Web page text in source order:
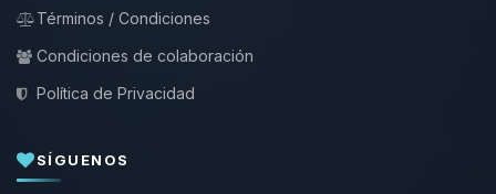
Términos / Condiciones
Condiciones de colaboración
Política de Privacidad
SÍGUENOS